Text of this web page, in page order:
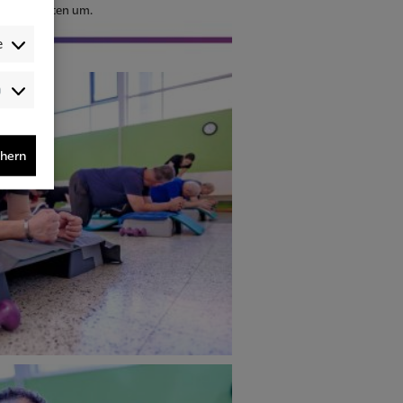
Audience-
/Performance-
/Tracking-
Cookies
um.